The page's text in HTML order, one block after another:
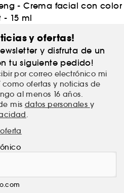
- Crema facial con color
15 ml
y ofertas!
y disfruta de un
tu siguiente pedido!
por correo electrónico mi
ofertas y noticias de
al menos 16 años.
mis datos personales y
.